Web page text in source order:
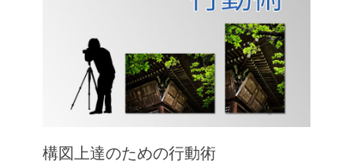
構図上達のための行動術